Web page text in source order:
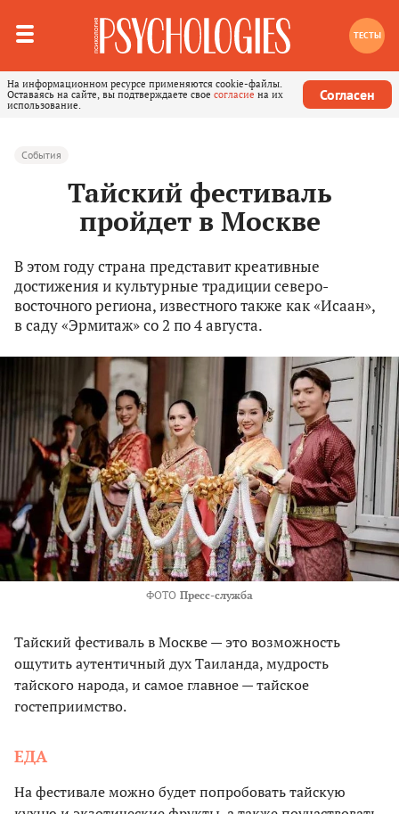
ТЕСТЫ
На информационном ресурсе применяются cookie-файлы.
Оставаясь на сайте, вы подтверждаете свое согласие на их
использование.
Согласен
События
Тайский фестиваль
пройдет в Москве
В этом году страна представит креативные
достижения и культурные традиции северо-
восточного региона, известного также как «Исаан»,
в саду «Эрмитаж» со 2 по 4 августа.
ФОТО Пресс-служба
Тайский фестиваль в Москве — это возможность
ощутить аутентичный дух Таиланда, мудрость
тайского народа, и самое главное — тайское
гостеприимство.
ЕДА
На фестивале можно будет попробовать тайскую